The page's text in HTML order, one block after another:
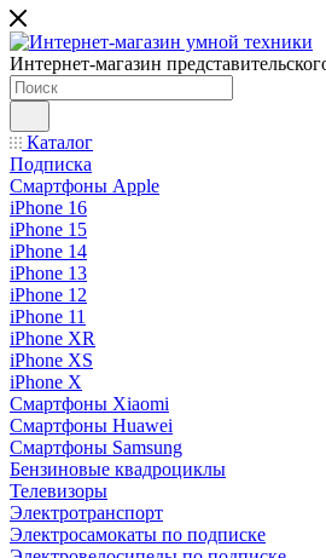
Интернет-магазин
Каталог
Подписка
Смартфоны Apple
iPhone 16
iPhone 15
iPhone 14
iPhone 13
iPhone 12
iPhone 11
iPhone XR
iPhone XS
iPhone X
Смартфоны Xiaomi
Смартфоны Huawei
Смартфоны Samsung
Бензиновые квадроциклы
Телевизоры
Электротранспорт
Электросамокаты по подписке